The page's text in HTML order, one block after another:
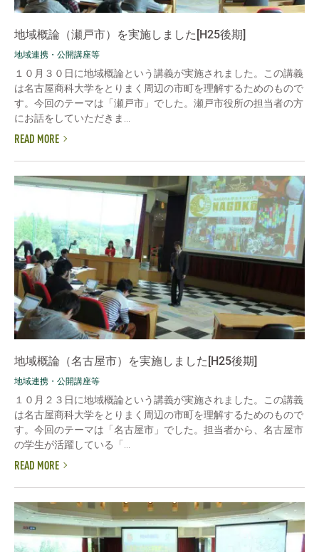
地域概論（瀬戸市）を実施しました[H25後期]
地域連携・公開講座等
１０月３０日に地域概論という講義が実施されました。この講義
は名古屋商科大学をとりまく周辺の市町を理解するためのもので
す。今回のテーマは「瀬戸市」でした。瀬戸市役所の担当者の方
にお話をしていただきま...
READ MORE
地域概論（名古屋市）を実施しました[H25後期]
地域連携・公開講座等
１０月２３日に地域概論という講義が実施されました。この講義
は名古屋商科大学をとりまく周辺の市町を理解するためのもので
す。今回のテーマは「名古屋市」でした。担当者から、名古屋市
の学生が活躍している「...
READ MORE